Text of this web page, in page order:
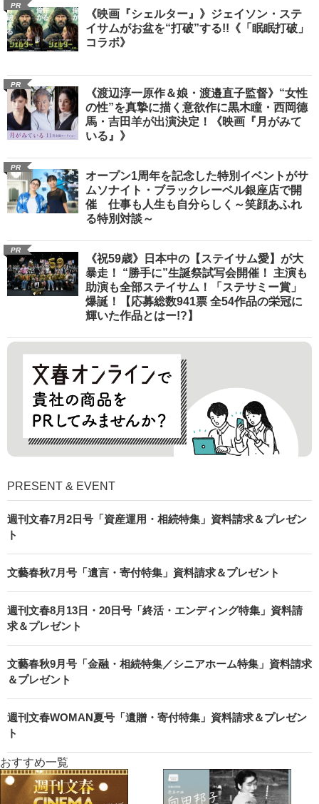
PR
《映画『シェルター』》ジェイソン・ステ
イサムがお盆を“打破”する!!《「眠眠打破」
コラボ》
PR
《渡辺淳一原作＆娘・渡邉直子監督》“女性
の性”を真摯に描く意欲作に黒木瞳・西岡德
馬・吉田羊が出演決定！《映画『月がみて
いる』》
PR
オープン1周年を記念した特別イベントがサ
ムソナイト・ブラックレーベル銀座店で開
催 仕事も人生も自分らしく～笑顔あふれ
る特別対談～
PR
《祝59歳》日本中の【ステイサム愛】が大
暴走！ “勝手に”生誕祭試写会開催！ 主演も
助演も全部ステイサム！「ステサミー賞」
爆誕！【応募総数941票 全54作品の栄冠に
輝いた作品とはー!?】
PRESENT & EVENT
週刊文春7月2日号「資産運用・相続特集」資料請求＆プレゼン
ト
文藝春秋7月号「遺言・寄付特集」資料請求＆プレゼント
週刊文春8月13日・20日号「終活・エンディング特集」資料請
求＆プレゼント
文藝春秋9月号「金融・相続特集／シニアホーム特集」資料請求
＆プレゼント
週刊文春WOMAN夏号「遺贈・寄付特集」資料請求＆プレゼン
ト
おすすめ一覧